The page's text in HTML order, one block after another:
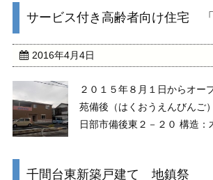
掘り、そこに砕石を敷き詰め
サービス付き高齢者向け住宅 「
2016年4月4日
２０１５年８月１日からオー
苑備後（はくおうえんびんご
日部市備後東２－２０ 構造：
回りを桜色のワンポイントに
千間台東新築戸建て 地鎮祭